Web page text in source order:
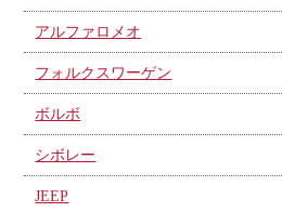
アルファロメオ
フォルクスワーゲン
ボルボ
シボレー
JEEP